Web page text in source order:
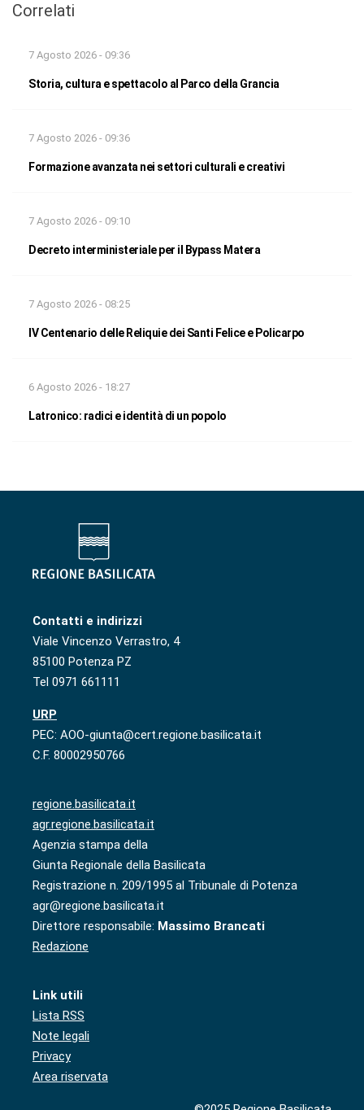
Correlati
7 Agosto 2026 - 09:36
Storia, cultura e spettacolo al Parco della Grancia
7 Agosto 2026 - 09:36
Formazione avanzata nei settori culturali e creativi
7 Agosto 2026 - 09:10
Decreto interministeriale per il Bypass Matera
7 Agosto 2026 - 08:25
IV Centenario delle Reliquie dei Santi Felice e Policarpo
6 Agosto 2026 - 18:27
Latronico: radici e identità di un popolo
Contatti e indirizzi
Viale Vincenzo Verrastro, 4
85100 Potenza PZ
Tel 0971 661111
URP
PEC: AOO-giunta@cert.regione.basilicata.it
C.F. 80002950766
regione.basilicata.it
agr.regione.basilicata.it
Agenzia stampa della
Giunta Regionale della Basilicata
Registrazione n. 209/1995 al Tribunale di Potenza
agr@regione.basilicata.it
Direttore responsabile: Massimo Brancati
Redazione
Link utili
Lista RSS
Note legali
Privacy
Area riservata